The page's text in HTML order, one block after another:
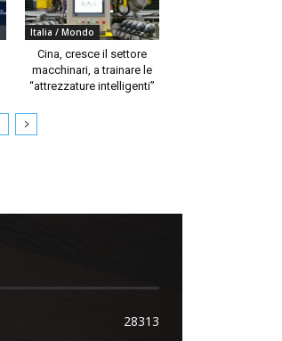
Italia / Mondo
Cina, cresce il settore
macchinari, a trainare le
“attrezzature intelligenti”
28313